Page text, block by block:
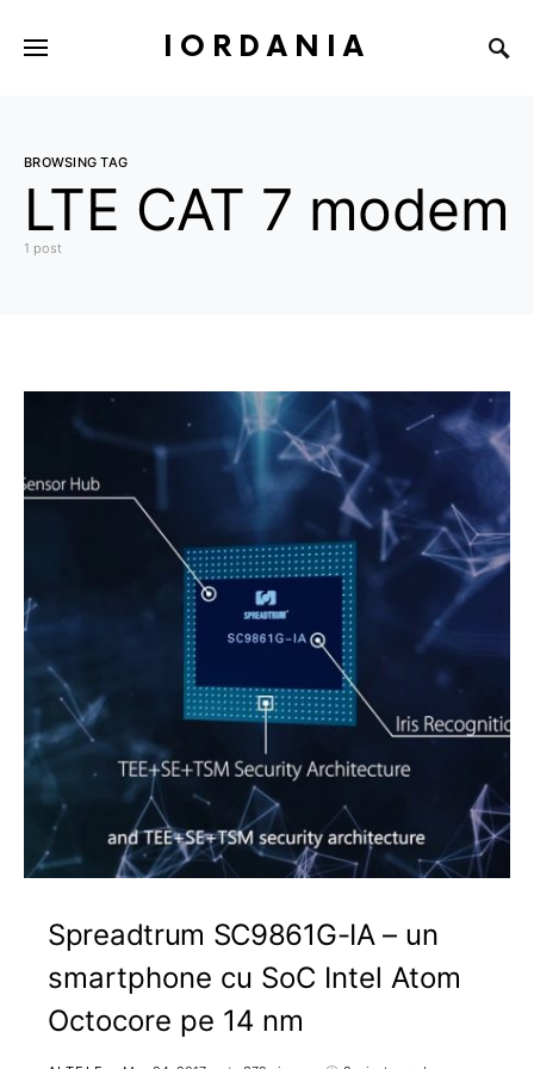
IORDANIA
BROWSING TAG
LTE CAT 7 modem
1 post
Spreadtrum SC9861G-IA – un
smartphone cu SoC Intel Atom
Octocore pe 14 nm